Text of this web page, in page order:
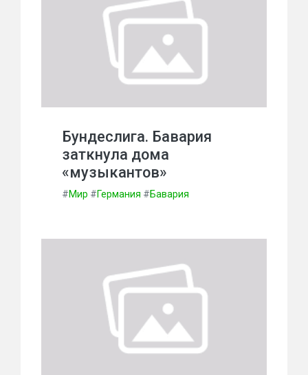
Бундеслига. Бавария
заткнула дома
«музыкантов»
#Мир #Германия #Бавария